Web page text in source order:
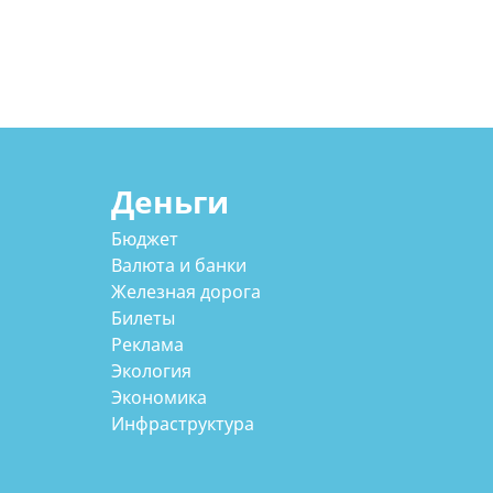
Деньги
Бюджет
Валюта и банки
Железная дорога
Билеты
Реклама
Экология
Экономика
Инфраструктура